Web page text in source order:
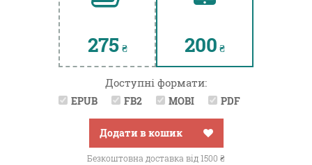
275 ₴ 200 ₴
Доступні формати:
EPUB FB2 MOBI PDF
Додати в кошик
Безкоштовна доставка від 1500 ₴